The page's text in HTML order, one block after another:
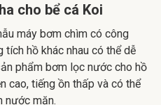
cho bể cá Koi
máy bơm chìm có công
hồ khác nhau có thể dễ
phẩm bơm lọc nước cho hồ
cao, tiếng ồn thấp và có thể
nước mặn.